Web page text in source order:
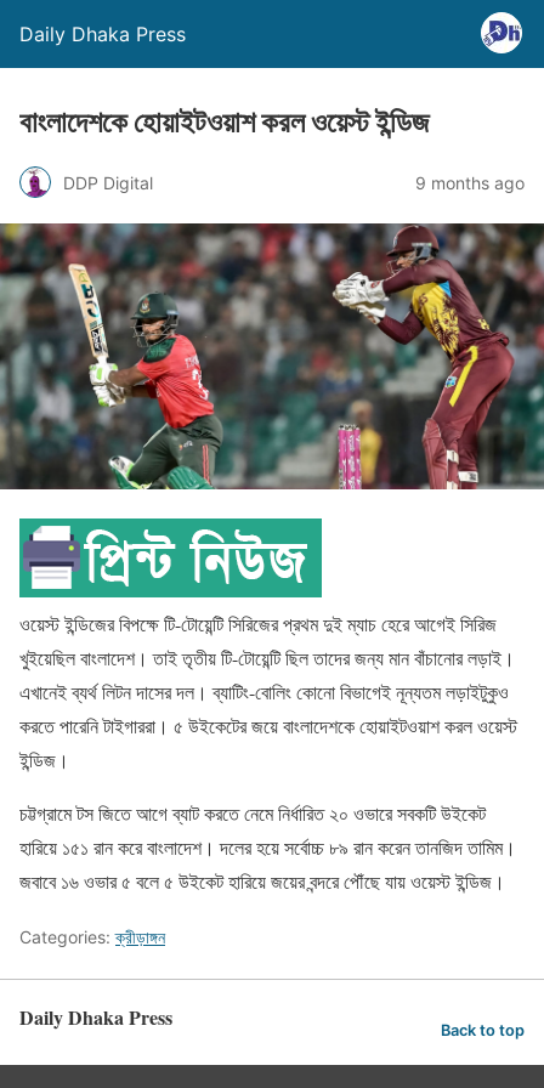
Daily Dhaka Press
বাংলাদেশকে হোয়াইটওয়াশ করল ওয়েস্ট ইন্ডিজ
DDP Digital 9 months ago
ওয়েস্ট ইন্ডিজের বিপক্ষে টি-টোয়েন্টি সিরিজের প্রথম দুই ম্যাচ হেরে আগেই সিরিজ
খুইয়েছিল বাংলাদেশ। তাই তৃতীয় টি-টোয়েন্টি ছিল তাদের জন্য মান বাঁচানোর লড়াই।
এখানেই ব্যর্থ লিটন দাসের দল। ব্যাটিং-বোলিং কোনো বিভাগেই নূন্যতম লড়াইটুকুও
করতে পারেনি টাইগাররা। ৫ উইকেটের জয়ে বাংলাদেশকে হোয়াইটওয়াশ করল ওয়েস্ট
ইন্ডিজ।
চট্টগ্রামে টস জিতে আগে ব্যাট করতে নেমে নির্ধারিত ২০ ওভারে সবকটি উইকেট
হারিয়ে ১৫১ রান করে বাংলাদেশ। দলের হয়ে সর্বোচ্চ ৮৯ রান করেন তানজিদ তামিম।
জবাবে ১৬ ওভার ৫ বলে ৫ উইকেট হারিয়ে জয়ের বন্দরে পৌঁছে যায় ওয়েস্ট ইন্ডিজ।
Categories:ক্রীড়াঙ্গন
Daily Dhaka Press Back to top